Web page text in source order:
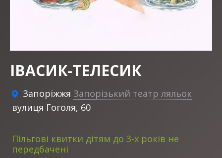
ІВАСИК-ТЕЛЕСИК
Запоріжжя Запорізький театр ляльок
вулиця Гоголя, 60
Пільгові квитки дітям до 3-х років не
передбачені